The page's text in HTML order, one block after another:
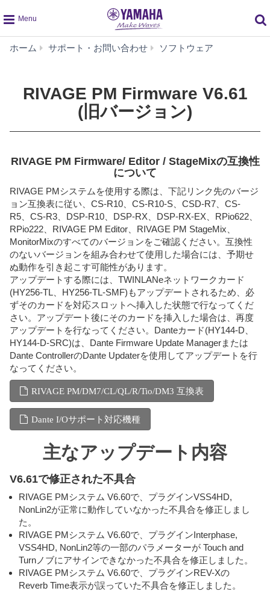
global
navigation
ホーム サポート・お問い合わせ ソフトウェア
(旧
ン)
RIVAGE PM Firmware V6.61
(旧バージョン)
RIVAGE PM Firmware/ Editor / StageMixの互換性
について
RIVAGE PMシステムを使用する際は、下記リンク先のバージ
ョン互換表に従い、CS-R10、CS-R10-S、CSD-R7、CS-
R5、CS-R3、DSP-R10、DSP-RX、DSP-RX-EX、RPio622、
RPio222、RIVAGE PM Editor、RIVAGE PM StageMix、
MonitorMixのすべてのバージョンをご確認ください。互換性
のないバージョンを組み合わせて使用した場合には、予期せ
ぬ動作を引き起こす可能性があります。
アップデートする際には、TWINLANeネットワークカード
(HY256-TL、HY256-TL-SMF)もアップデートされるため、必
ずそのカードを対応スロットへ挿入した状態で行なってくだ
さい。アップデート後にそのカードを挿入した場合は、再度
アップデートを行なってください。Danteカード(HY144-D、
HY144-D-SRC)は、Dante Firmware Update Managerまたは
Dante ControllerのDante Updaterを使用してアップデートを行
なってください。
RIVAGE PM/DM7/CL/QL/R/Tio/DM3 互換表
Dante I/Oサポート対応機種
主なアップデート内容
V6.61で修正された不具合
RIVAGE PMシステム V6.60で、プラグインVSS4HD,
NonLin2が正常に動作していなかった不具合を修正しまし
た。
RIVAGE PMシステム V6.60で、プラグインInterphase,
VSS4HD, NonLin2等の一部のパラメーターが Touch and
Turnノブにアサインできなかった不具合を修正しました。
RIVAGE PMシステム V6.60で、プラグインREV-Xの
Reverb Time表示が誤っていた不具合を修正しました。